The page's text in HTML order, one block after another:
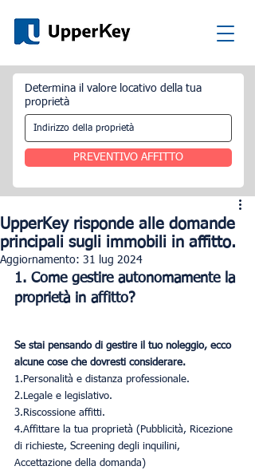
Determina il valore locativo della tua
proprietà
PREVENTIVO AFFITTO
UpperKey risponde alle domande
principali sugli immobili in affitto.
Aggiornamento: 31 lug 2024
1. Come gestire autonomamente la
proprietà in affitto?
Se stai pensando di gestire il tuo noleggio, ecco
alcune cose che dovresti considerare.
1.Personalità e distanza professionale.
2.Legale e legislativo.
3.Riscossione affitti.
4.Affittare la tua proprietà (Pubblicità, Ricezione
di richieste, Screening degli inquilini,
Accettazione della domanda)